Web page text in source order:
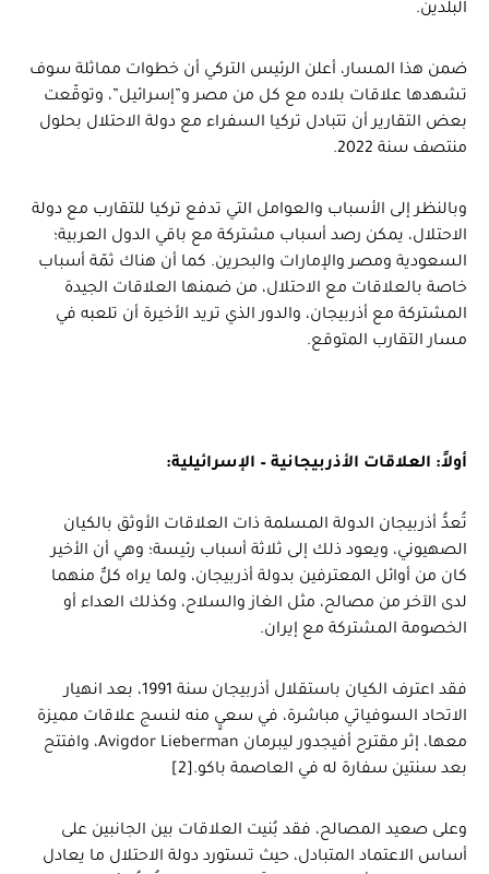
البلدين.
ضمن هذا المسار، أعلن الرئيس التركي أن خطوات مماثلة سوف
تشهدها علاقات بلاده مع كل من مصر و”إسرائيل”، وتوقّعت
بعض التقارير أن تتبادل تركيا السفراء مع دولة الاحتلال بحلول
منتصف سنة 2022.
وبالنظر إلى الأسباب والعوامل التي تدفع تركيا للتقارب مع دولة
الاحتلال، يمكن رصد أسباب مشتركة مع باقي الدول العربية؛
السعودية ومصر والإمارات والبحرين. كما أن هناك ثمّة أسباب
خاصة بالعلاقات مع الاحتلال، من ضمنها العلاقات الجيدة
المشتركة مع أذربيجان، والدور الذي تريد الأخيرة أن تلعبه في
مسار التقارب المتوقع.
أولاً: العلاقات الأذربيجانية – الإسرائيلية:
تُعدُّ أذربيجان الدولة المسلمة ذات العلاقات الأوثق بالكيان
الصهيوني، ويعود ذلك إلى ثلاثة أسباب رئيسة؛ وهي أن الأخير
كان من أوائل المعترفين بدولة أذربيجان، ولما يراه كلٌّ منهما
لدى الآخر من مصالح، مثل الغاز والسلاح، وكذلك العداء أو
الخصومة المشتركة مع إيران.
فقد اعترف الكيان باستقلال أذربيجان سنة 1991، بعد انهيار
الاتحاد السوفياتي مباشرة، في سعيٍ منه لنسج علاقات مميزة
معها، إثر مقترح أفيجدور ليبرمان Avigdor Lieberman، وافتتح
بعد سنتين سفارة له في العاصمة باكو.[2]
وعلى صعيد المصالح، فقد بُنيت العلاقات بين الجانبين على
أساس الاعتماد المتبادل، حيث تستورد دولة الاحتلال ما يعادل